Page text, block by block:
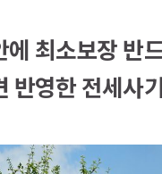
에 최소보장 반
반영한 전세사